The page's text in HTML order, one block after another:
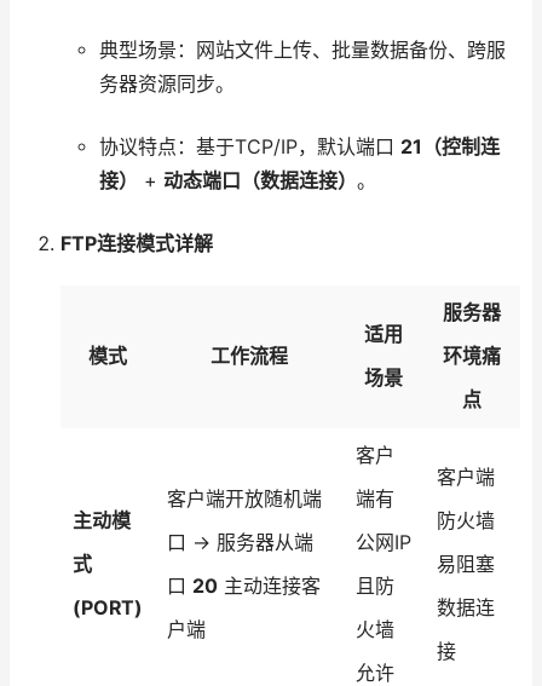
典型场景：网站文件上传、批量数据备份、跨服
务器资源同步。
协议特点：基于TCP/IP，默认端口 21（控制连
接）
+ 动态端口（数据连接） 。
FTP连接模式详解
模式 工作流程
适用
场景
服务器
环境痛
点
主动模
式
(PORT)
客户端开放随机端
口 → 服务器从端
口 20主动连接客
户端
客户
端有
公网IP
且防
火墙
允许
客户端
防火墙
易阻塞
数据连
接